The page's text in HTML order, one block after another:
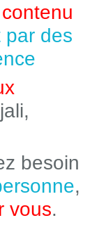
contenu
par des
besoin
,
vous.